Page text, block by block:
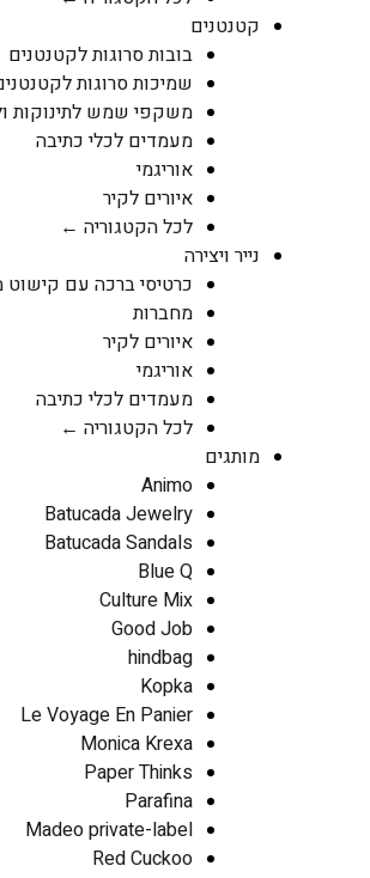
קטנטנים
בובות סרוגות לקטנטנים
שמיכות סרוגות
משקפי שמש לתינוקות
מעמדים לכלי כתיבה
אוריגמי
איורים לקיר
לכל הקטגוריה ←
נייר ויצירה
כרטיסי ברכה עם קישוט
מחברות
איורים לקיר
אוריגמי
מעמדים לכלי כתיבה
לכל הקטגוריה ←
מותגים
Animo
Batucada Jewelry
Batucada Sandals
Blue Q
Culture Mix
Good Job
hindbag
Kopka
Le Voyage En Panier
Monica Krexa
Paper Thinks
Parafina
Madeo private-label
Red Cuckoo